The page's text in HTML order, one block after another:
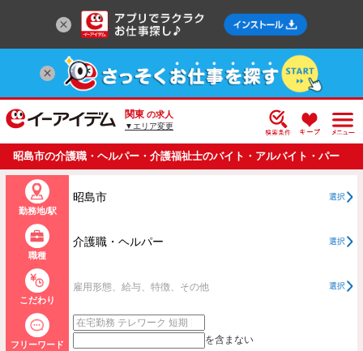
関東 の求人
▼エリア変更
昭島市の介護職・ヘルパー・介護福祉士のバイト・アルバイト・パー
トの求人情報一覧
勤務地/駅
昭島市 選択
職種
介護職・ヘルパー 選択
こだわり
雇用形態、給与、特徴、その他 選択
フリーワード を含まない